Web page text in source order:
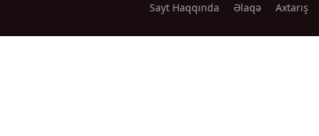
Sayt Haqqında
Əlaqə Axtarış